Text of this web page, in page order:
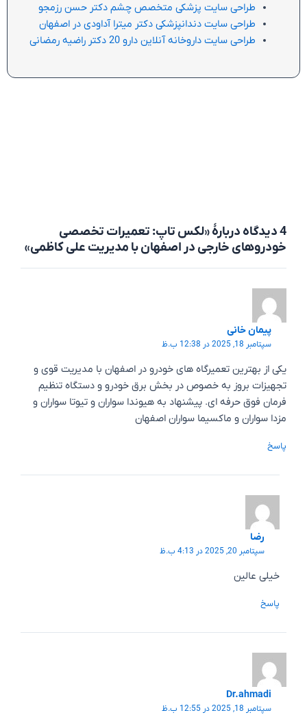
طراحی سایت پزشکی متخصص چشم دکتر حسن رزمجو
طراحی سایت دندانپزشکی دکتر میترا آداودی در اصفهان
طراحی سایت داروخانه آنلاین دارو 20 دکتر راضیه رمضانی
4 دیدگاه دربارهٔ «لکس تاپ: تعمیرات تخصصی
خودروهای خارجی در اصفهان با مدیریت علی کاظمی»
پیمان خانی
سپتامبر 18, 2025 در 12:38 ب.ظ
یکی از بهترين تعمیرگاه های خودرو در اصفهان با مدیریت قوی و
تجهیزات بروز به خصوص در بخش برق خودرو و دستگاه تنظیم
فرمان فوق حرفه ای. پیشنهاد به هیوندا سواران و تیوتا سواران و
مزدا سواران و ماکسیما سواران اصفهان
پاسخ
رضا
سپتامبر 20, 2025 در 4:13 ب.ظ
خیلی عالین
پاسخ
Dr.ahmadi
سپتامبر 18, 2025 در 12:55 ب.ظ